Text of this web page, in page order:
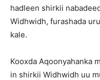
hadleen shirkii
Widhwidh, furashada
kale.
Kooxda Aqoonyahanka
in shirkii Widhwidh uu